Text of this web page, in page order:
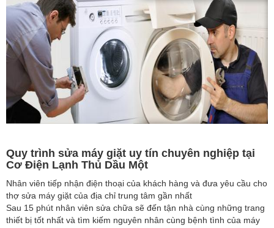
Quy trình sửa máy giặt uy tín chuyên nghiệp tại
Cơ Điện Lạnh Thủ Dầu Một
Nhân viên tiếp nhận điện thoại của khách hàng và đưa yêu cầu cho
thợ sửa máy giặt của địa chỉ trung tâm gần nhất
Sau 15 phút nhân viên sửa chữa sẽ đến tận nhà cùng những trang
thiết bị tốt nhất và tìm kiếm nguyên nhân cùng bệnh tình của máy